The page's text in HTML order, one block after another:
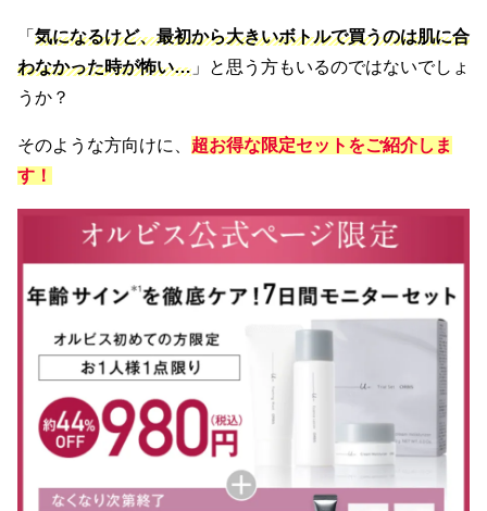
「 気になるけど、最初から大きいボトルで買うのは肌に合
わなかった時が怖い… 」と思う方もいるのではないでしょ
うか？
そのような方向けに、 超お得な限定セットをご紹介しま
す！